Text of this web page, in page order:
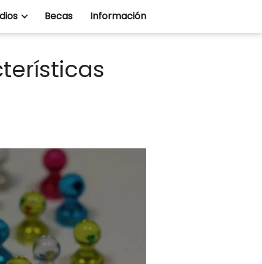
Becas Información